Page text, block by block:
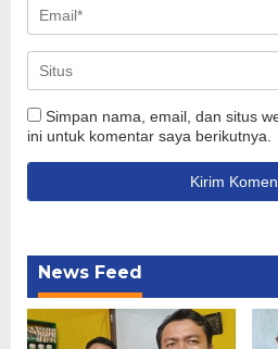
Simpan nama, email, dan situs
ini untuk komentar saya berikutnya.
News Feed